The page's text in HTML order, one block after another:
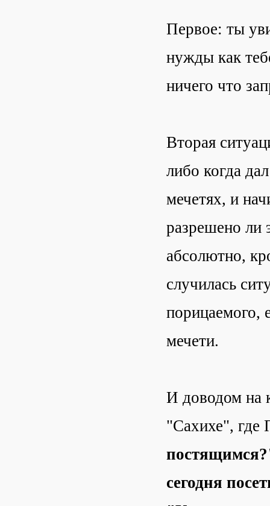
Первое: ты
нужды как
ничего что
Вторая
либо когда
мечетях, и
разрешено ли
абсолютно,
случилась
порицаемого,
мечети.
И доводом на
"Сахихе", где
сегодня